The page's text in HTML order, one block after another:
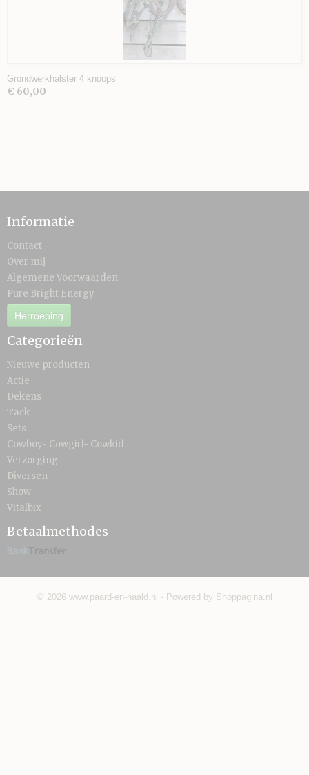
Grondwerkhalster 4 knoops
€ 60,00
Informatie
Contact
Over mij
Algemene Voorwaarden
Pure Bright Energy
Herroeping
Categorieën
Nieuwe producten
Actie
Dekens
Tack
Sets
Cowboy- Cowgirl- Cowkid
Verzorging
Diversen
Show
Vitalbix
Betaalmethodes
© 2026 www.paard-en-naald.nl - Powered by Shoppagina.nl